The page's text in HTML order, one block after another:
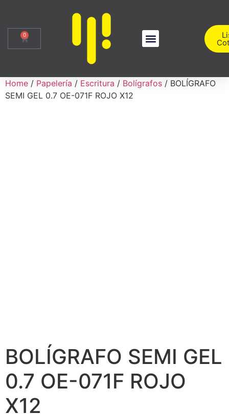
0
Home / Papelería / Escritura / Bolígrafos / BOLÍGRAFO
SEMI GEL 0.7 OE-071F ROJO X12
BOLÍGRAFO SEMI GEL
0.7 OE-071F ROJO
X12